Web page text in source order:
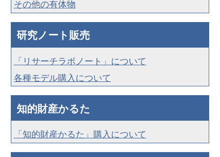
その他の有体物
研究ノート販売
「リサーチラボノート」について
各種モデル購入について
知的財産かるた
「知的財産かるた」購入について